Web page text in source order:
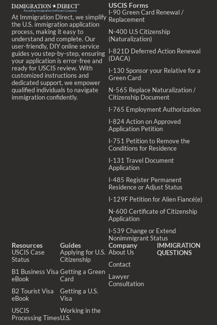
At Immigration Direct, we simplify
the U.S. immigration application
process, making it easy to
understand and complete. Our
user-friendly, DIY online service
guides you step-by-step, ensuring
your application is error-free and
ready for USCIS review. With
customized instructions and
dedicated support, we empower
qualified individuals to navigate
immigration confidently.
USCIS Forms
I-90 Green Card Renewal /
Replacement
N-400 U.S Citizenship
(Naturalization)
I-821D Deferred Action Renewal
(DACA)
I-130 Sponsor your Relative for a
Green Card
N-565 Replace Naturalization /
Citizenship Document
I-765 Employment Authorization
I-824 Action on Approved
Application Petition
I-751 Petition to Remove the
Conditions for Residence
I-131 Travel Document
Application
I-485 Register Permanent
Residence or Adjust Status
I-129F Petition for Alien Fiancé(e)
N-600 Certificate of Citizenship
Application
I-539 Change or Extend
Nonimmigrant Status
Resources
USCIS Case
Status
B1 Business Visa
eBook
B2 Tourist Visa
eBook
USCIS
Processing Times
Guides
Applying for U.S.
Citizenship
Getting a Green
Card
Getting a U.S.
Visa
Working in the
U.S.
Company
About Us
Contact
Lawyer
Consultation
IMMIGRATION
QUESTIONS